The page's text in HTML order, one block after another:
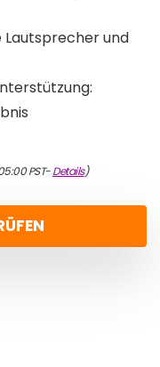
Lautsprecher und
PST-Details)